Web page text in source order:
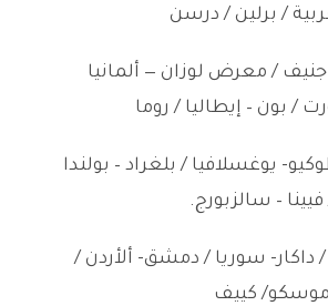
جنيف / معرض لوزان — ألمانيا
/ بون – إيطاليا / روما
/ طوكيو- يوغسلافيا / بلغراد – بولندا
– سالزبورج.
/ داكار- سوريا / دمشق- ألأردن /
كييف